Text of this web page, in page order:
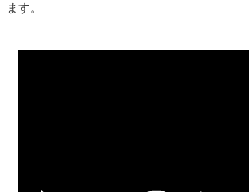
ます。